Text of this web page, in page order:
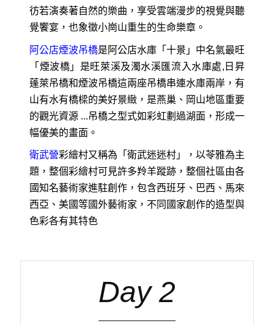
彷若演奏著自然的樂曲，享受雲端漫步的視覺與聽
覺饗宴，也象徵小崗山重生的生命樂章。
阿公店煙波吊橋是阿公店水庫「十景」中名氣最旺
「煙波橋」是旺萊溪及濁水溪匯流入水庫處,日昇
蓬萊吊橋和煙波吊橋這兩座吊橋串連水庫兩岸，有
山有水有橋樑的美好景緻，是燕巢、岡山地區重要
的觀光資源 ...吊橋之型式如彩虹劃過湖面，形成一
幅優美的畫面。
衛武營彩繪村又稱為「衛武迷迷村」，以苓雅為主
題，整個彩繪村可見許多羚羊蹤跡，整個社區由各
國知名藝術家進駐創作，包含西班牙、巴西、馬來
西亞、美國等國外藝術家，不同國家創作的造型與
色彩各有其特色
Day 2